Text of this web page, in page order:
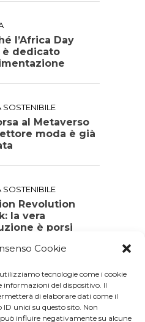
Cookie
tecnologie come i cookie
informazioni del dispositivo. Il
di elaborare dati come il
unici su questo sito. Non
influire negativamente su alcune
l’Africa Day
è dedicato
al Metaverso
moda è già
Revolution
la vera
è porsi
2030,SALUTE
TB Day: investire
fine alla